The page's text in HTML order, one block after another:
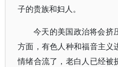
子的贵族和妇人。
今天的美国政治将会挤
方面，有色人种和福音主义
情绪合流了，老白人已经被